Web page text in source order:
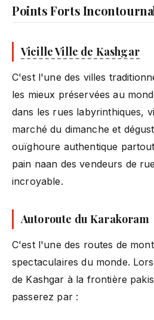
Points Forts
Vieille Ville de Kashgar
C'est l'une des villes
les mieux préservées au
dans les rues labyrinthiques,
marché du dimanche et
ouïghoure authentique
pain naan des vendeurs de
incroyable.
Autoroute du Karakoram
C'est l'une des routes de
spectaculaires du monde.
de Kashgar à la frontière
passerez par :